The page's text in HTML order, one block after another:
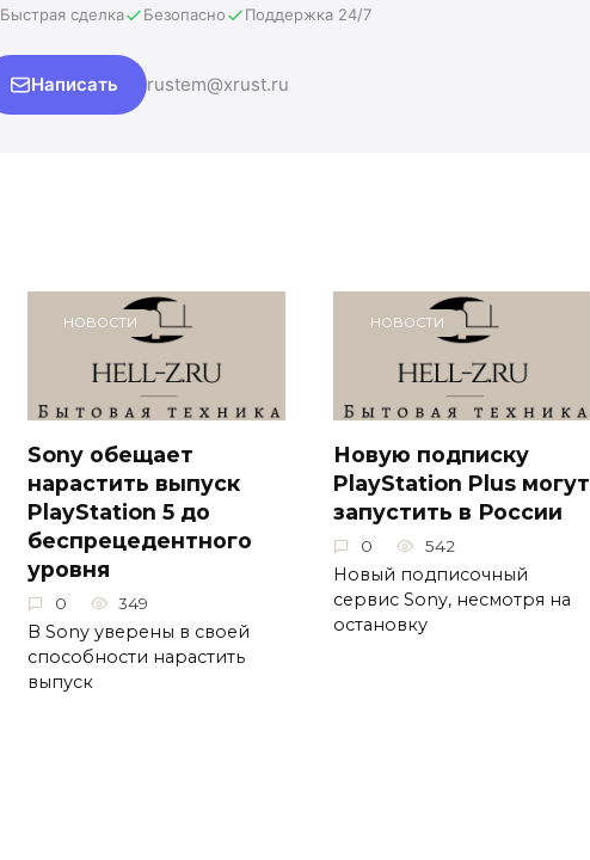
Быстрая сделка Безопасно Поддержка 24/7
Написать rustem@xrust.ru
НОВОСТИ
Sony обещает
нарастить выпуск
PlayStation 5 до
беспрецедентного
уровня
0 349
В Sony уверены в своей
способности нарастить
выпуск
НОВОСТИ
Новую подписку
PlayStation Plus могут
запустить в России
0 542
Новый подписочный
сервис Sony, несмотря на
остановку